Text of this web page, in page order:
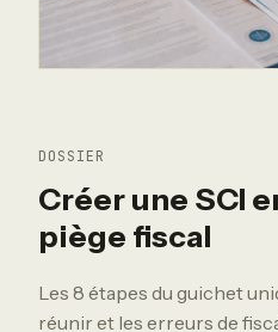
DOSSIER
Créer une SCI
piège fiscal
Les 8 étapes du guichet
réunir et les erreurs de